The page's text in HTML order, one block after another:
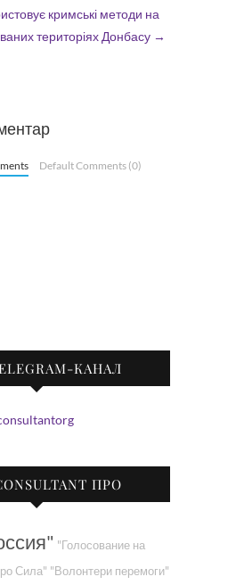
кримські методи на
територіях Донбасу →
Default Comments (0)
КАНАЛ
ПРО
"Голосование на
Сила" "Волонтери перемоги"